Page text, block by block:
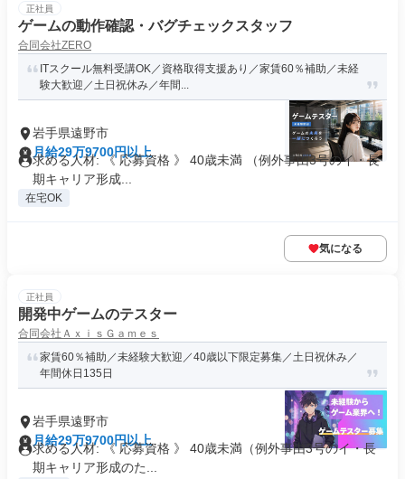
正社員
ゲームの動作確認・バグチェックスタッフ
合同会社ZERO
ITスクール無料受講OK／資格取得支援あり／家賃60％補助／未経
験大歓迎／土日祝休み／年間...
岩手県遠野市
月給29万9700円以上
求める人材: 《 応募資格 》 40歳未満 （例外事由3号のイ・長
期キャリア形成...
在宅OK
気になる
正社員
開発中ゲームのテスター
合同会社ＡｘｉｓＧａｍｅｓ
家賃60％補助／未経験大歓迎／40歳以下限定募集／土日祝休み／
年間休日135日
岩手県遠野市
月給29万9700円以上
求める人材: 《 応募資格 》 40歳未満（例外事由3号のイ・長
期キャリア形成のた...